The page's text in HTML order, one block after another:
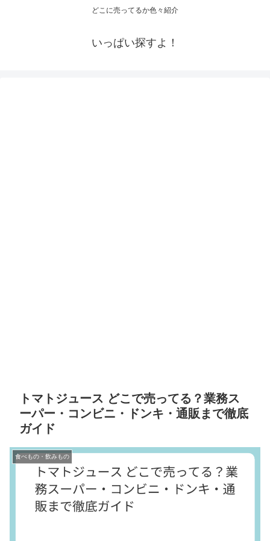
どこに売ってるか色々紹介
いっぱい探すよ！
トマトジュース どこで売ってる？業務ス
ーパー・コンビニ・ドンキ・通販まで徹底
ガイド
食べもの・飲みもの